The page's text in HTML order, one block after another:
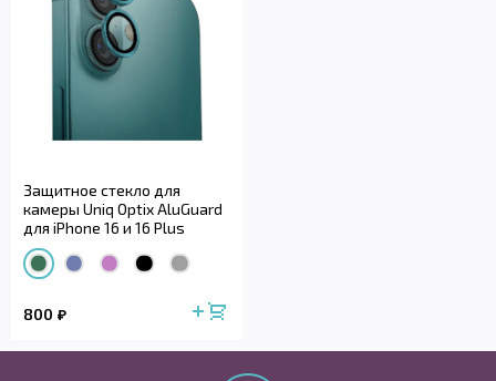
Защитное стекло для
камеры Uniq Optix AluGuard
для iPhone 16 и 16 Plus
800